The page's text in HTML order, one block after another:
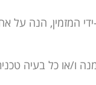
ידי המזמין, הנה